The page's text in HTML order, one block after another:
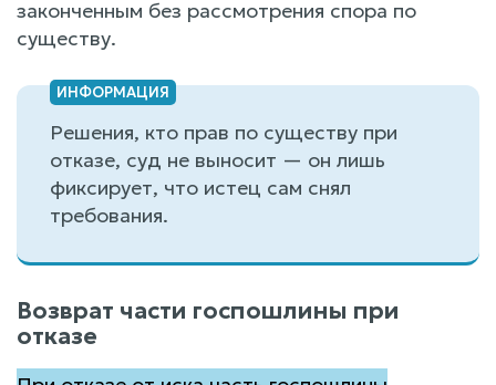
законченным без рассмотрения спора по
существу.
Решения, кто прав по существу при
отказе, суд не выносит — он лишь
фиксирует, что истец сам снял
требования.
Возврат части госпошлины при
отказе